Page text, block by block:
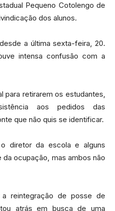
Pequeno Cotolengo de
dos alunos.
a última sexta-feira, 20.
intensa confusão com a
para retirarem os estudantes,
aos pedidos das
que não quis se identificar.
diretor da escola e alguns
ocupação, mas ambos não
reintegração de posse de
atrás em busca de uma